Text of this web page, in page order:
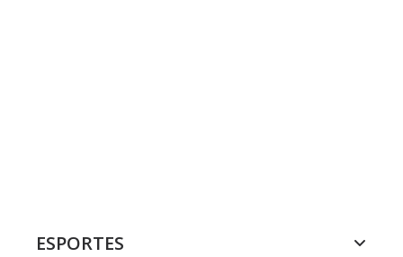
ESPORTES